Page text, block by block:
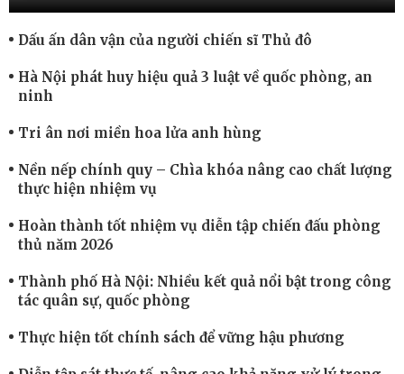
Dấu ấn dân vận của người chiến sĩ Thủ đô
Hà Nội phát huy hiệu quả 3 luật về quốc phòng, an
ninh
Tri ân nơi miền hoa lửa anh hùng
Nền nếp chính quy – Chìa khóa nâng cao chất lượng
thực hiện nhiệm vụ
Hoàn thành tốt nhiệm vụ diễn tập chiến đấu phòng
thủ năm 2026
Thành phố Hà Nội: Nhiều kết quả nổi bật trong công
tác quân sự, quốc phòng
Thực hiện tốt chính sách để vững hậu phương